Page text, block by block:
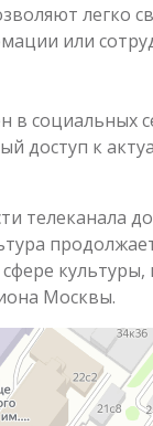
легко
или
социальных
доступ к
телеканала
культуры,
Москвы.